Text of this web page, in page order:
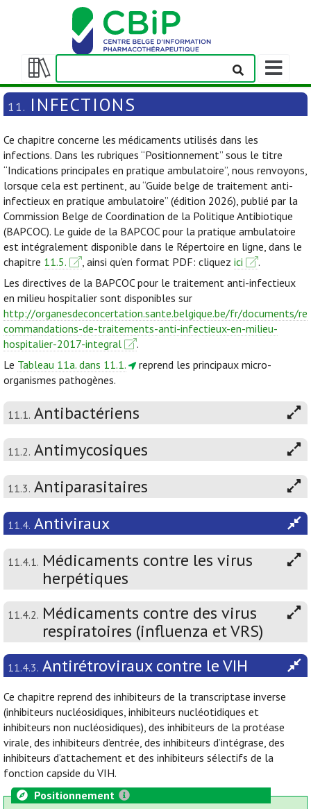
Afficher/masquer
la
table
matières
Afficher/
la
barre
navigation
11. INFECTIONS
Ce chapitre concerne les médicaments utilisés dans les
infections. Dans les rubriques “Positionnement” sous le titre
“Indications principales en pratique ambulatoire”, nous renvoyons,
lorsque cela est pertinent, au “Guide belge de traitement anti-
infectieux en pratique ambulatoire” (édition 2026), publié par la
Commission Belge de Coordination de la Politique Antibiotique
(BAPCOC). Le guide de la BAPCOC pour la pratique ambulatoire
est intégralement disponible dans le Répertoire en ligne, dans le
chapitre 11.5. , ainsi qu’en format PDF: cliquez ici
.
Les directives de la BAPCOC pour le traitement anti-infectieux
en milieu hospitalier sont disponibles sur
http://organesdeconcertation.sante.belgique.be/fr/documents/re
commandations-de-traitements-anti-infectieux-en-milieu-
hospitalier-2017-integral
.
Le Tableau 11a. dans 11.1.
reprend les principaux micro-
organismes pathogènes.
11.1. Antibactériens
11.2. Antimycosiques
11.3. Antiparasitaires
11.4. Antiviraux
11.4.1. Médicaments contre les virus
herpétiques
11.4.2. Médicaments contre des virus
respiratoires (influenza et VRS)
11.4.3. Antirétroviraux contre le VIH
Ce chapitre reprend des inhibiteurs de la transcriptase inverse
(inhibiteurs nucléosidiques, inhibiteurs nucléotidiques et
inhibiteurs non nucléosidiques), des inhibiteurs de la protéase
virale, des inhibiteurs d’entrée, des inhibiteurs d’intégrase, des
inhibiteurs d’attachement et des inhibiteurs sélectifs de la
fonction capside du VIH.
Positionnement